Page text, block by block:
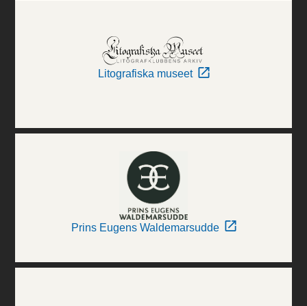
Litografiska museet
Prins Eugens Waldemarsudde